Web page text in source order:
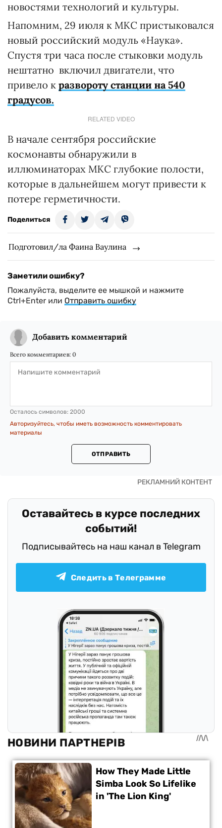
новостями технологий и культуры.
Напомним, 29 июля к МКС пристыковался
новый российский модуль «Наука».
Спустя три часа после стыковки модуль
нештатно включил двигатели, что
привело к развороту станции на 540
градусов.
RELATED VIDEO
В начале сентября российские
космонавты обнаружили в
иллюминаторах МКС глубокие полости,
которые в дальнейшем могут привести к
потере герметичности.
Поделиться
Подготовил/ла Фаина Ваулина
Заметили ошибку?
Пожалуйста, выделите ее мышкой и нажмите
Ctrl+Enter или Отправить ошибку
Добавить комментарий
Всего комментариев: 0
Осталось символов: 2000
Авторизуйтесь, чтобы иметь возможность комментировать
материалы
ОТПРАВИТЬ
Оставайтесь в курсе последних
событий!
Подписывайтесь на наш канал в Telegram
Следить в Телеграмме